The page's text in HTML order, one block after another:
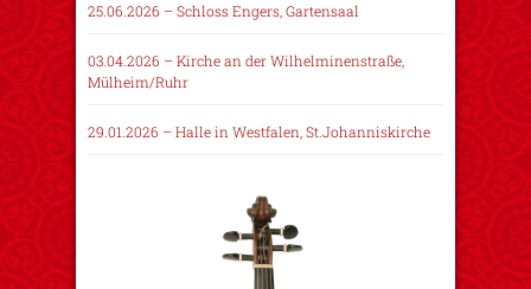
25.06.2026 – Schloss Engers, Gartensaal
03.04.2026 – Kirche an der Wilhelminenstraße,
Mülheim/Ruhr
29.01.2026 – Halle in Westfalen, St.Johanniskirche